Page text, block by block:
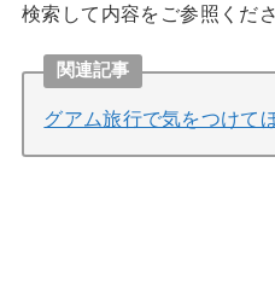
検索して内容をご参照くださ
関連記事
グアム旅行で気をつけて